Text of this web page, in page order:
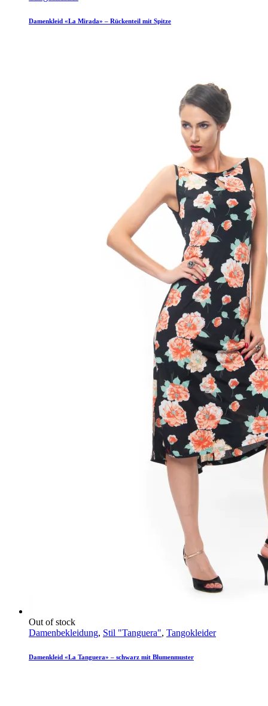
Damenkleid «La Mirada» – Rückenteil mit Spitze
Out of stock
Damenbekleidung, Stil "Tanguera", Tangokleider
Damenkleid «La Tanguera» – schwarz mit Blumenmuster